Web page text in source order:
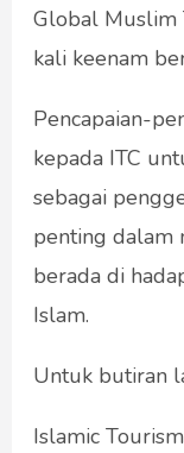
Global Muslim
kali keenam
Pencapaian-
kepada ITC
sebagai
penting dalam
berada di
Islam.
Untuk butiran
Islamic